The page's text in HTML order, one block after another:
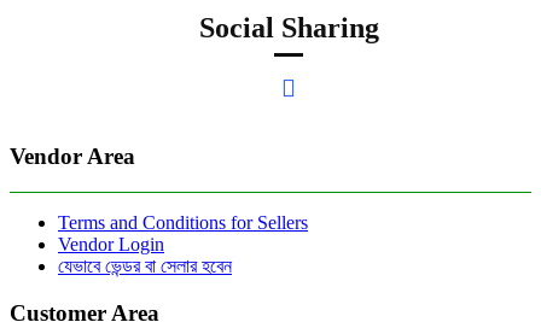
Social Sharing
Vendor Area
Terms and Conditions for Sellers
Vendor Login
যেভাবে ভেন্ডর বা সেলার হবেন
Customer Area